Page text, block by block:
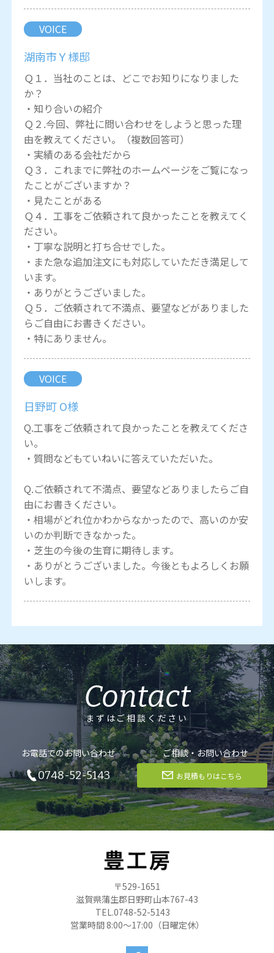
VOICE
湖南市Ｙ様邸
Ｑ１．当社のことは、どこでお知りになりました
か？
・知り合いの紹介
Ｑ２.今回、弊社に問い合わせをしようと思った理
由を教えてください。（複数回答可）
・実績のある会社だから
Ｑ３．これまでに弊社のホームページをご覧になっ
たことがございますか？
・見たことがある
Ｑ４．工事をご依頼されて良かったことを教えてく
ださい。
・丁寧な説明と打ち合せでした。
・また急な追加注文にも対応していただき満足して
います。
・ありがとうございました。
Ｑ５．ご依頼されて不満点、要望などがありました
らご自由にお書きください。
・特にありません。
VOICE
日野町 O様
Q.工事をご依頼されて良かったことを教えてくださ
い。
・質問などもていねいに答えていただいた。
Q.ご依頼されて不満点、要望などありましたらご自
由にお書きください。
・相場がどれ位かわからなかったので、高いのか安
いのか判断できなかった。
・芝生の今後の生育に期待します。
・ありがとうございました。今後ともよろしくお願
いします。
Contact
まずはご相談ください
お電話でのお問い合わせ
0748-52-5143
ご相談・お問い合わせ
お見積もりはこちら
〒529-1651
滋賀県蒲生郡日野町山本767-43
TEL.0748-52-5143
営業時間 8:00～17:00（日曜定休）